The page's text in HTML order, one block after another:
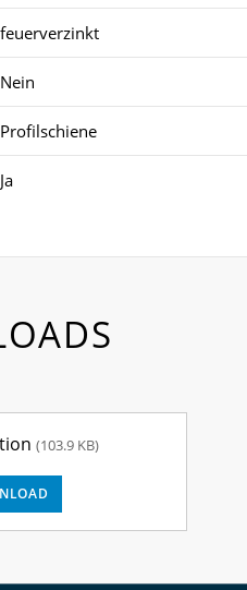
feuerverzinkt
Nein
Profilschiene
Ja
(103.9 KB)